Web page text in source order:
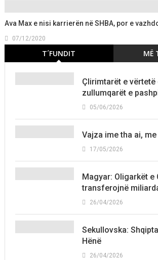
Ava Max e nisi karrierën në SHBA, por e
07/12/2020
T´FUNDIT MË
Çlirimtarët e vërtetë
zullumqarët e
05/06/2026
Vajza ime tha ai,
17/05/2026
Magyar: Oligarkët e
transferojnë
26/04/2026
Sekullovska:
Hënë
26/04/2026